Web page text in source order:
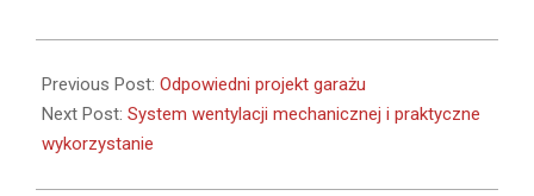
01-
03
Previous Post: Odpowiedni projekt garażu
Next Post: System wentylacji mechanicznej i praktyczne
wykorzystanie